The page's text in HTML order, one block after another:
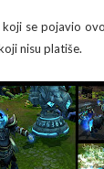
se pojavio
nisu platiše.